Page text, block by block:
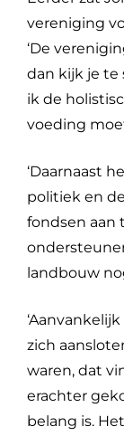
vereniging
‘De
dan kijk je te
ik de
voeding
‘Daarnaast
politiek en
fondsen aan
landbouw
zich
waren, dat
erachter
belang is.